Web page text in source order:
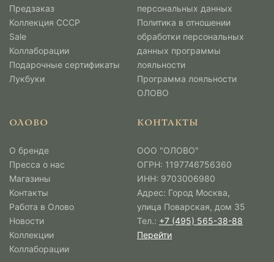
Предзаказ
Коллекция СССР
Sale
Коллаборации
Подарочные сертификаты
Лукбуки
персональных данных
Политика в отношении
обработки персональных
данных программы
лояльности
Программа лояльности
ОЛОВО
ОЛОВО
О бренде
Пресса о нас
Магазины
Контакты
Работа в Олово
Новости
Коллекции
Коллаборации
КОНТАКТЫ
ООО "ОЛОВО"
ОГРН: 1197746756360
ИНН: 9703006980
Адрес: Город Москва,
улица Поварская, дом 35
Тел.: +7 (495) 565-38-88
Перейти